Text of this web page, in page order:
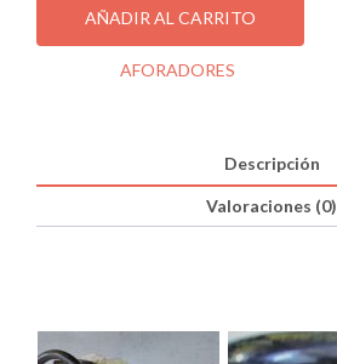
AFORADOR
AÑADIR AL CARRITO
AFORADORES
Descripción
Valoraciones (0)